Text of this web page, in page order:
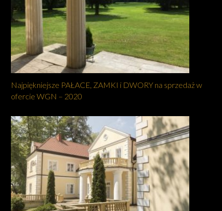
Najpiękniejsze PAŁACE, ZAMKI i DWORY na sprzedaż w
ofercie WGN – 2020